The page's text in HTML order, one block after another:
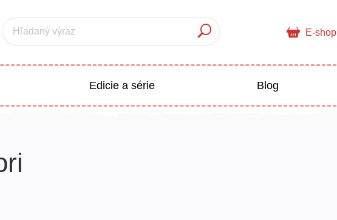
Hľadaný výraz E-shop
Poézia
Edicie a série Blog